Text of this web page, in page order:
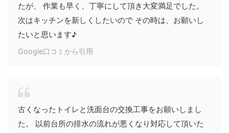
たが、 作業も早く、丁寧にして頂き大変満足でした。
次はキッチンを新しくしたいので その時は、お願いし
たいと思います♪
Google口コミから引用
古くなったトイレと洗面台の交換工事をお願いしまし
た。 以前台所の排水の流れが悪くなり対応して頂いた